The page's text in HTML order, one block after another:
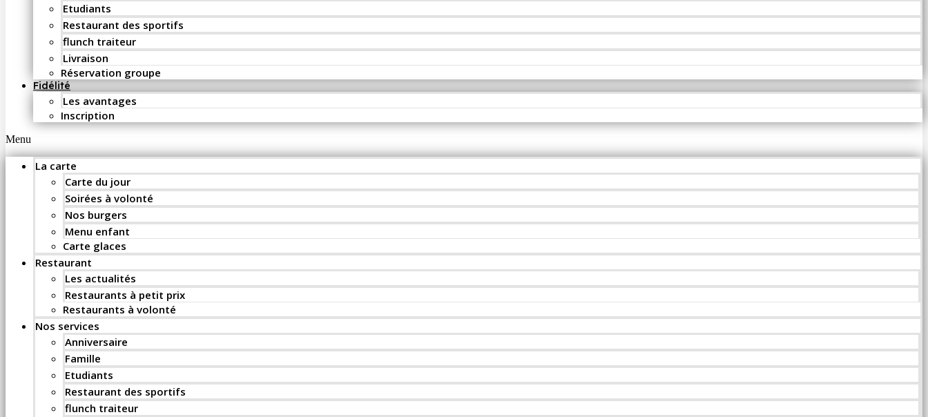
Etudiants
Restaurant des sportifs
flunch traiteur
Livraison
Réservation groupe
Fidélité
Les avantages
Inscription
Menu
La carte
Carte du jour
Soirées à volonté
Nos burgers
Menu enfant
Carte glaces
Restaurant
Les actualités
Restaurants à petit prix
Restaurants à volonté
Nos services
Anniversaire
Famille
Etudiants
Restaurant des sportifs
flunch traiteur